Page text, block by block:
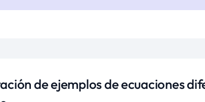
de ejemplos de ecuaciones